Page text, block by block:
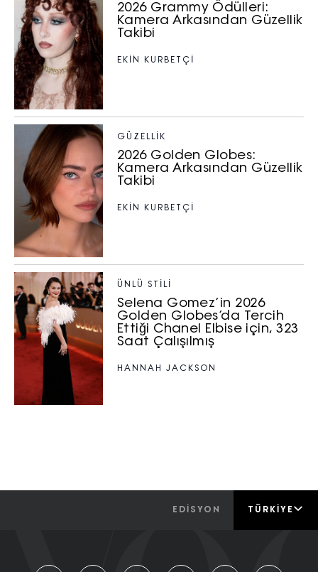
2026 Grammy Ödülleri:
Kamera Arkasından Güzellik
Takibi
EKİN KURBETÇİ
GÜZELLIK
2026 Golden Globes:
Kamera Arkasından Güzellik
Takibi
EKİN KURBETÇİ
ÜNLÜ STILI
Selena Gomez’in 2026
Golden Globes’da Tercih
Ettiği Chanel Elbise için, 323
Saat Çalışılmış
HANNAH JACKSON
EDİSYON TÜRKIYE